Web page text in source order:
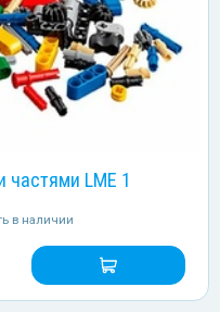
частями LME 1
в наличии